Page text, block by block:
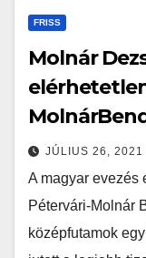
FRISS
Molnár
JÚLIUS 26, 2021
A magyar evezés
Pétervári-Molnár
középfutamok